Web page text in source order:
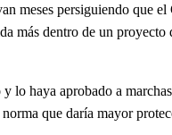
meses persiguiendo que
más dentro de un
lo haya aprobado a
que daría mayor